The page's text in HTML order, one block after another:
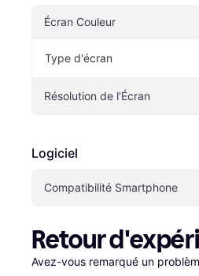
Écran Couleur
Type d'écran
Résolution de l'Écran
Logiciel
Compatibilité Smartphone
Retour
Avez-vous remarqué un